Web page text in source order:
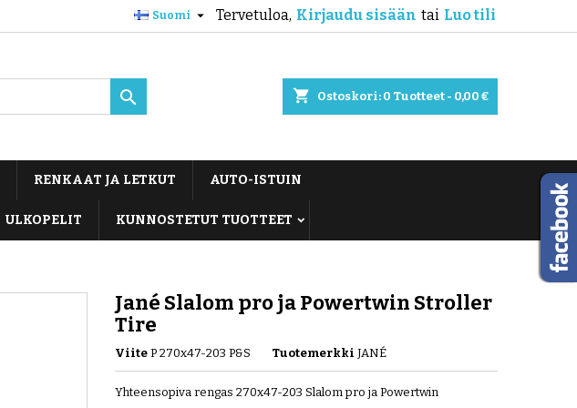
Tervetuloa, Kirjaudu sisään tai Luo tili
Suomi 
shopping_cart Ostoskori: 0 Tuotteet - 0,00 €

RENKAAT JA LETKUT AUTO-ISTUIN
ULKOPELIT KUNNOSTETUT TUOTTEET
Jané Slalom pro ja Powertwin Stroller
Tire
Viite P 270x47-203 P&S Tuotemerkki JANÉ
Yhteensopiva rengas 270x47-203 Slalom pro ja Powertwin